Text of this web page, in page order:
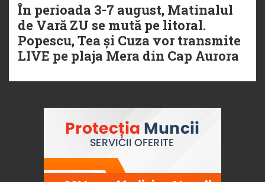
În perioada 3-7 august, Matinalul
de Vară ZU se mută pe litoral.
Popescu, Tea și Cuza vor transmite
LIVE pe plaja Mera din Cap Aurora